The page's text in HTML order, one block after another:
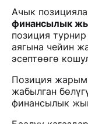
Ачык
финансылык
позиция
аягына чейин
эсептөөгө
Позиция
жабылган
финансылык